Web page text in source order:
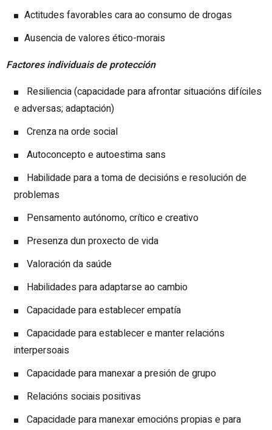
Actitudes favorables cara ao consumo de drogas
Ausencia de valores ético-morais
Factores individuais de protección
Resiliencia (capacidade para afrontar situacións difíciles
e adversas; adaptación)
Crenza na orde social
Autoconcepto e autoestima sans
Habilidade para a toma de decisións e resolución de
problemas
Pensamento autónomo, crítico e creativo
Presenza dun proxecto de vida
Valoración da saúde
Habilidades para adaptarse ao cambio
Capacidade para establecer empatía
Capacidade para establecer e manter relacións
interpersoais
Capacidade para manexar a presión de grupo
Relacións sociais positivas
Capacidade para manexar emocións propias e para